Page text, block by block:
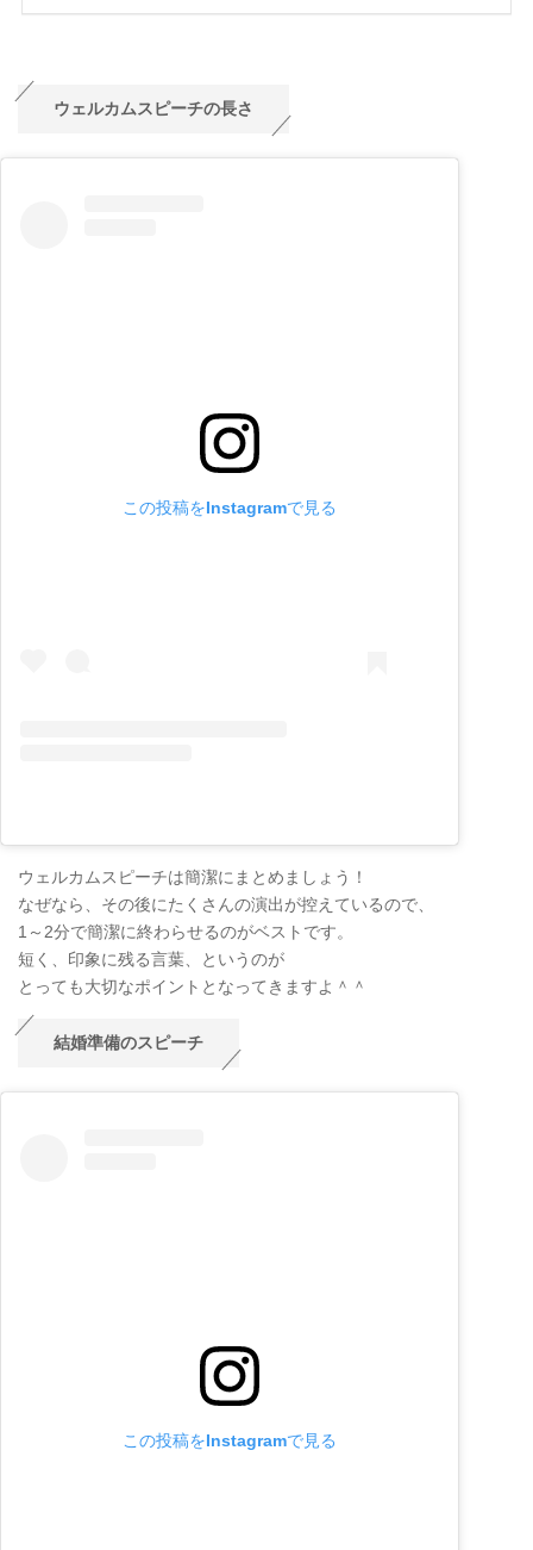
ウェルカムスピーチの長さ
この投稿をInstagramで見る
ウェルカムスピーチは簡潔にまとめましょう！
なぜなら、その後にたくさんの演出が控えているので、
1～2分で簡潔に終わらせるのがベストです。
短く、印象に残る言葉、というのが
とっても大切なポイントとなってきますよ＾＾
結婚準備のスピーチ
この投稿をInstagramで見る